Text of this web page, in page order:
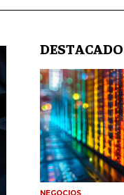
LIFESTYLE